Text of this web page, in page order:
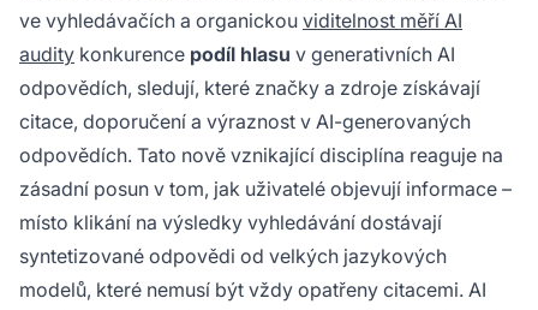
ve vyhledávačích a organickou viditelnost měří AI
audity konkurence podíl hlasu v generativních AI
odpovědích, sledují, které značky a zdroje získávají
citace, doporučení a výraznost v AI-generovaných
odpovědích. Tato nově vznikající disciplína reaguje na
zásadní posun v tom, jak uživatelé objevují informace –
místo klikání na výsledky vyhledávání dostávají
syntetizované odpovědi od velkých jazykových
modelů, které nemusí být vždy opatřeny citacemi. AI